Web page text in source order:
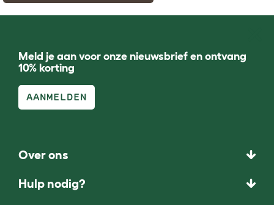
Meld je aan voor onze nieuwsbrief en ontvang
10% korting
AANMELDEN
Over ons
Hulp nodig?